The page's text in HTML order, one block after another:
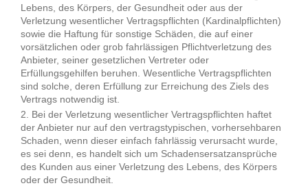
Lebens, des Körpers, der Gesundheit oder aus der
Verletzung wesentlicher Vertragspflichten (Kardinalpflichten)
sowie die Haftung für sonstige Schäden, die auf einer
vorsätzlichen oder grob fahrlässigen Pflichtverletzung des
Anbieter, seiner gesetzlichen Vertreter oder
Erfüllungsgehilfen beruhen. Wesentliche Vertragspflichten
sind solche, deren Erfüllung zur Erreichung des Ziels des
Vertrags notwendig ist.
Bei der Verletzung wesentlicher Vertragspflichten haftet
der Anbieter nur auf den vertragstypischen, vorhersehbaren
Schaden, wenn dieser einfach fahrlässig verursacht wurde,
es sei denn, es handelt sich um Schadensersatzansprüche
des Kunden aus einer Verletzung des Lebens, des Körpers
oder der Gesundheit.